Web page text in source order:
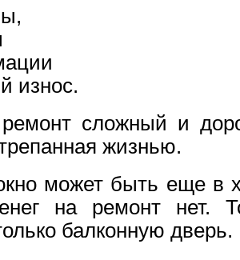
износ.
сложный и
жизнью.
может быть еще в
на ремонт нет.
балконную дверь.